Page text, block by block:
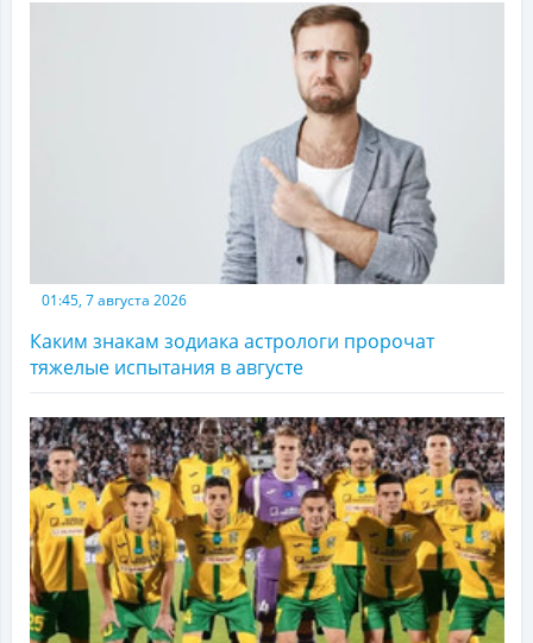
01:45, 7 августа 2026
Каким знакам зодиака астрологи пророчат
тяжелые испытания в августе